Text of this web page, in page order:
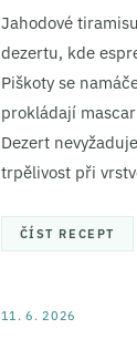
Jahodové
dezertu, kde
Piškoty se
prokládají
Dezert
trpělivost při
ČÍST RECEPT
11. 6. 2026